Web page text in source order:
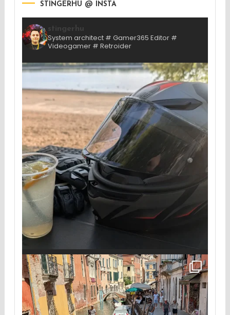
STINGERHU @ INSTA
System architect # Gamer365 Editor #
Videogamer # Retroider